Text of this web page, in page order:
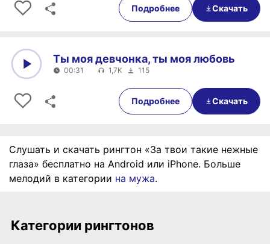
Подробнее Скачать
00:31
Ты моя девчонка, ты моя любовь
00:31 1,7K 115
Подробнее Скачать
Слушать и скачать рингтон «За твои такие нежные
глаза» бесплатно на Android или iPhone. Больше
мелодий в категории на мужа.
Категории рингтонов